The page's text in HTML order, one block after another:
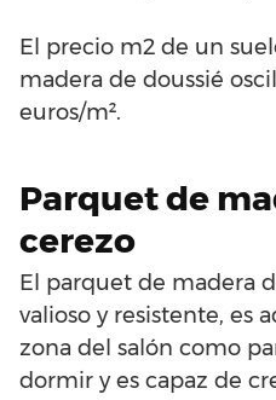
El precio m2 de un
madera de doussié
euros/m².
Parquet de
cerezo
El parquet de madera
valioso y resistente, es
zona del salón como
dormir y es capaz de